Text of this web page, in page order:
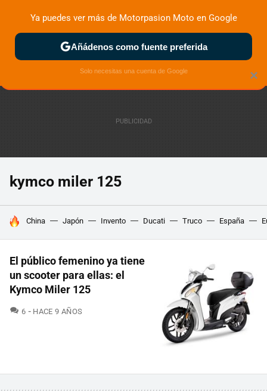
ZONA DE PRUEBAS DEPORTIVAS MOTOS ELÉCTRICAS
kymco miler 125
HOY SE HABLA DE
China Japón Invento Ducati Truco España
El público femenino ya tiene
un scooter para ellas: el
Kymco Miler 125
6 COMENTARIOS
HACE 9 AÑOS
×
Ya puedes ver más de Motorpasion Moto en Google
Añádenos como fuente preferida
Solo necesitas una cuenta de Google